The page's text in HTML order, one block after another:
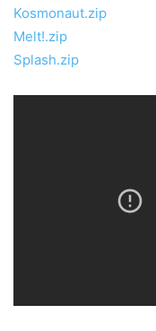
Kosmonaut.zip
Melt!.zip
Splash.zip